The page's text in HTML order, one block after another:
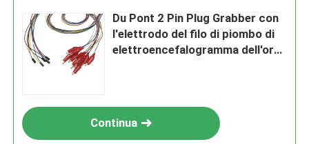
Du Pont 2 Pin Plug Grabber con
l'elettrodo del filo di piombo di
elettroencefalogramma dell'oro
Continua